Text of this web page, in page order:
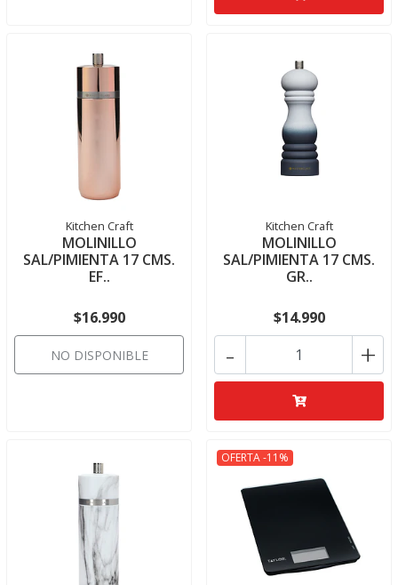
Kitchen Craft
MOLINILLO
SAL/PIMIENTA 17 CMS.
EF..
$16.990
NO DISPONIBLE
Kitchen Craft
MOLINILLO
SAL/PIMIENTA 17 CMS.
GR..
$14.990
+
-
OFERTA -11%